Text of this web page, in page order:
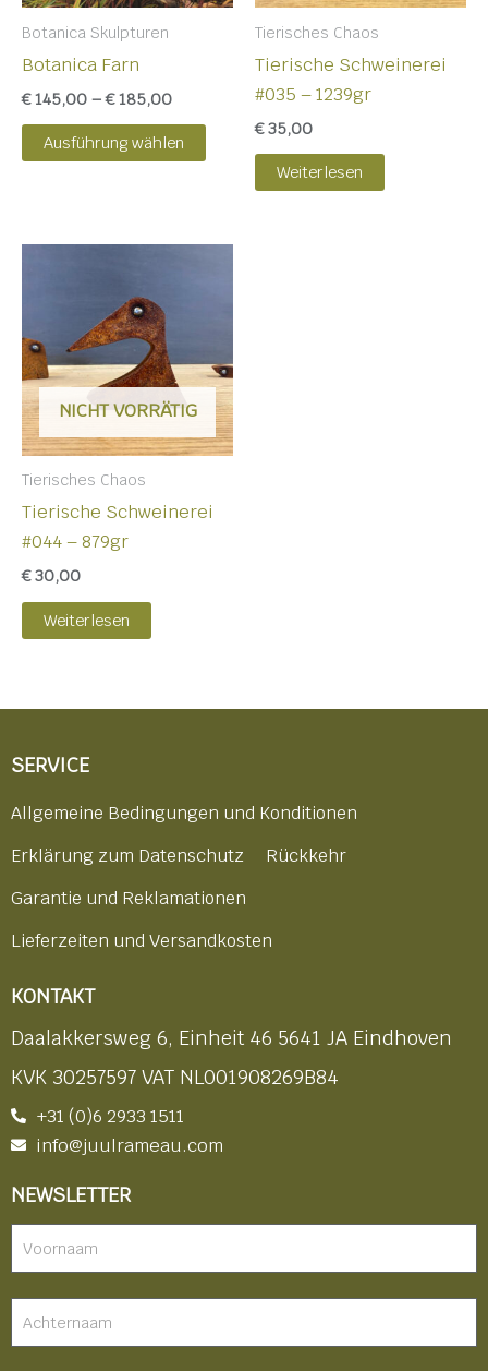
Botanica Skulpturen
Botanica Farn
€145,00 –€185,00
Ausführung wählen
Optionen
können
Produktseite
gewählt
werden
Tierisches Chaos
Tierische Schweinerei
#035 – 1239gr
€35,00
Weiterlesen
NICHT VORRÄTIG
Tierisches Chaos
Tierische Schweinerei
#044 – 879gr
€30,00
Weiterlesen
SERVICE
Allgemeine Bedingungen und Konditionen
Erklärung zum Datenschutz
Rückkehr
Garantie und Reklamationen
Lieferzeiten und Versandkosten
KONTAKT
Daalakkersweg 6, Einheit 46 5641 JA Eindhoven
KVK 30257597 VAT NL001908269B84
+31 (0)6 2933 1511
info@juulrameau.com
NEWSLETTER
footer